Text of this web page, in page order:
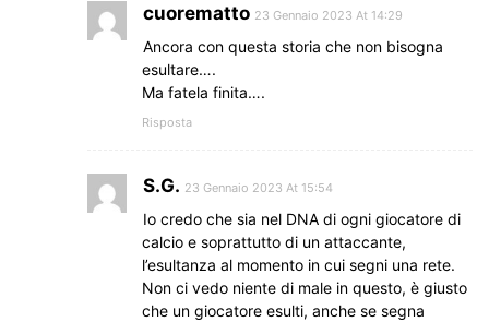
cuorematto 23 Gennaio 2023 At 14:29
Ancora con questa storia che non bisogna
esultare….
Ma fatela finita….
Risposta
S.G. 23 Gennaio 2023 At 15:54
Io credo che sia nel DNA di ogni giocatore di
calcio e soprattutto di un attaccante,
l’esultanza al momento in cui segni una rete.
Non ci vedo niente di male in questo, è giusto
che un giocatore esulti, anche se segna